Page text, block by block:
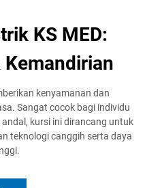
KS MED:
Kemandirian
kenyamanan dan
Sangat cocok bagi individu
kursi ini dirancang untuk
teknologi canggih serta daya